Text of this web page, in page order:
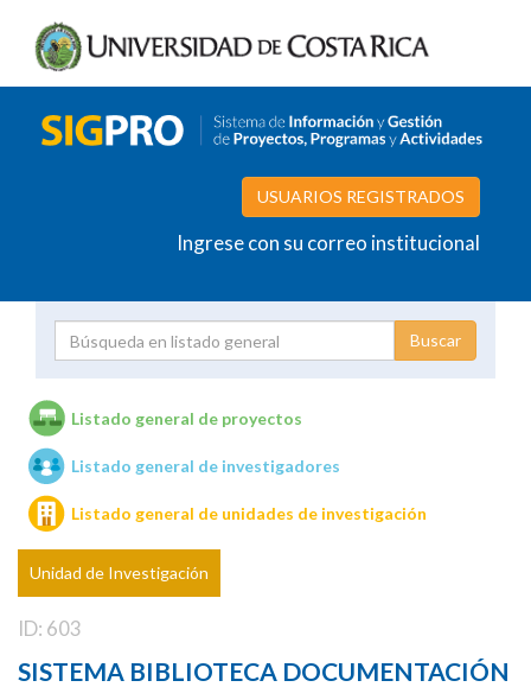
USUARIOS REGISTRADOS
Ingrese con su correo institucional
Unidades de investigación
Listado general de proyectos
Listado general de investigadores
Listado general de unidades de investigación
Unidad de Investigación
ID: 603
SISTEMA BIBLIOTECA DOCUMENTACIÓN